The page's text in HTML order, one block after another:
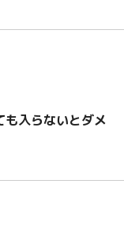
入らないとダメ